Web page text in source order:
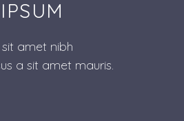
amet nibh
a sit amet mauris.